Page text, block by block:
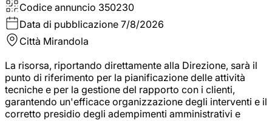
Codice annuncio 350230
Data di pubblicazione 7/8/2026
Città Mirandola
La risorsa, riportando direttamente alla Direzione, sarà il
punto di riferimento per la pianificazione delle attività
tecniche e per la gestione del rapporto con i clienti,
garantendo un'efficace organizzazione degli interventi e il
corretto presidio degli adempimenti amministrativi e